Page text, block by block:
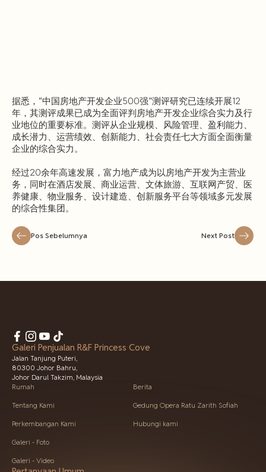
据悉，“中国房地产开发企业500强”测评研究已连续开展12
年，其测评成果已成为全面评判房地产开发企业综合实力及行
业地位的重要标准。测评从企业规模、风险管理、盈利能力、
成长潜力、运营绩效、创新能力、社会责任七大方面全面衡量
企业的综合实力。
经过20余年高速发展，富力地产成为以房地产开发为主营业
务，同时在酒店发展、商业运营、文体旅游、互联网产贸、医
养健康、物业服务、设计建造、创新服务平台等领域多元发展
的综合性集团。
Pos Sebelumnya Next Post
Galeri Penjualan R&F Princess Cove
Jalan Tanjung Puteri,
80300 Johor Bahru,
Johor Darul Takzim, Malaysia
Rumah
Tentang Kami
Perkembangan Kami
Galeri - Foto
Galeri - Video
Berita
Gedung Opera Ratu Zarith Sofiah
Hubungi kami